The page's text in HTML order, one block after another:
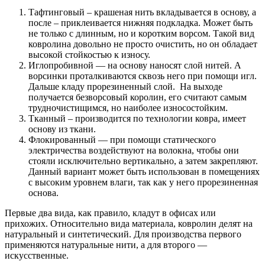
Тафтинговый – крашеная нить вкладывается в основу, а
после – приклеивается нижняя подкладка. Может быть
не только с длинным, но и коротким ворсом. Такой вид
ковролина довольно не просто очистить, но он обладает
высокой стойкостью к износу.
Иглопробивной — на основу наносят слой нитей. А
ворсинки проталкиваются сквозь него при помощи игл.
Дальше кладу прорезиненный слой. На выходе
получается безворсовый королин, его считают самым
трудночистищимся, но наиболее износостойким.
Тканный – производится по технологии ковра, имеет
основу из ткани.
Флокированный — при помощи статического
электричества воздействуют на волокна, чтобы они
стояли исключительно вертикально, а затем закрепляют.
Данный вариант может быть использован в помещениях
с высоким уровнем влаги, так как у него прорезиненная
основа.
Первые два вида, как правило, кладут в офисах или
прихожих. Относительно вида материала, ковролин делят на
натуральный и синтетический. Для производства первого
применяются натуральные нити, а для второго —
искусственные.